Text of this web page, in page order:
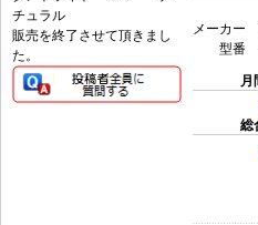
販売を終了させて頂きまし
た。
メーカー
型番
月
総